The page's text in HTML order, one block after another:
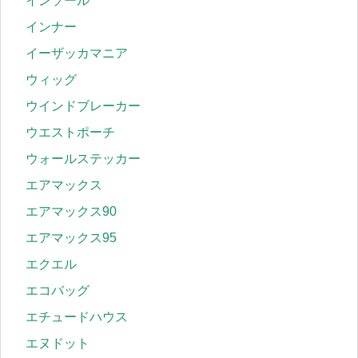
インナー
イーザッカマニア
ウィッグ
ウインドブレーカー
ウエストポーチ
ウォールステッカー
エアマックス
エアマックス90
エアマックス95
エクエル
エコバッグ
エチュードハウス
エヌドット